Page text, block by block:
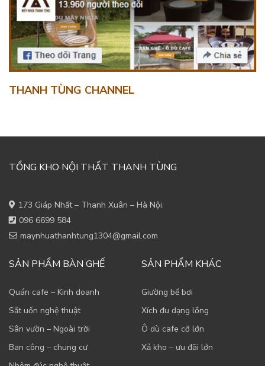
THANH TÙNG CHANNEL
TỔNG KHO NỘI THẤT THANH TÙNG
173 Giáp Nhất – Thanh Xuân – Hà Nội.
096 6699 584
maynhuathanhtung1304@gmail.com
SẢN PHẨM BÀN GHẾ
Quán cafe – Kinh doanh
Sắt uốn nghệ thuật
Sân vườn – Ngoài trời
Ban công – chung cư
SẢN PHẨM KHÁC
Giường bể bơi
Xích đu dạng lồng
Ô dù cafe cỡ lớn
Xả kho – ưu đãi lớn